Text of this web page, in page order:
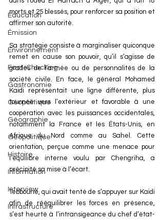
Éducation
Émission
Environnement
Fact-Checking
Gastronomie
Géopolitique
Géographie
Géopolitique
Histoire
Information
Interview
Infrastructure
morts et 25 blessés, pour renforcer sa position et
affirmer son autorité.
Sa stratégie consiste à marginaliser quiconque
remet en cause son pouvoir, qu’il s’agisse de
gradés de l’armée ou de personnalités de la
société civile. En face, le général Mohamed
Kaidi représentait une ligne différente, plus
tournée vers l’extérieur et favorable à une
coopération avec les puissances occidentales,
notamment la France et les États-Unis, en
Afrique du Nord comme au Sahel. Cette
orientation, perçue comme une menace pour
l’équilibre interne voulu par Chengriha, a
précipité sa mise à l’écart.
Tebboune, qui avait tenté de s’appuyer sur Kaidi
afin de rééquilibrer les forces en présence,
s’est heurté à l’intransigeance du chef d’état-